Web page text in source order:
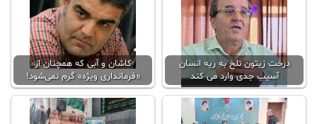
درخت زیتون تلخ به ریه انسان
آسیب جدی وارد می کند
کاشان و آبی که همچنان از
«فرمانداری ویژه» گرم نمی‌شود!